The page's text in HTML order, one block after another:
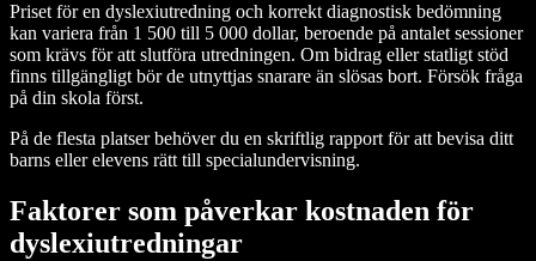
Priset för en dyslexiutredning och korrekt diagnostisk bedömning
kan variera från 1 500 till 5 000 dollar, beroende på antalet sessioner
som krävs för att slutföra utredningen. Om bidrag eller statligt stöd
finns tillgängligt bör de utnyttjas snarare än slösas bort. Försök fråga
på din skola först.
På de flesta platser behöver du en skriftlig rapport för att bevisa ditt
barns eller elevens rätt till specialundervisning.
Faktorer som påverkar kostnaden för
dyslexiutredningar